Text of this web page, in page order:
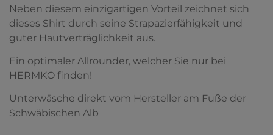
Neben diesem einzigartigen Vorteil zeichnet sich
dieses Shirt durch seine Strapazierfähigkeit und
guter Hautverträglichkeit aus.
Ein optimaler Allrounder, welcher Sie nur bei
HERMKO finden!
Unterwäsche direkt vom Hersteller am Fuße der
Schwäbischen Alb